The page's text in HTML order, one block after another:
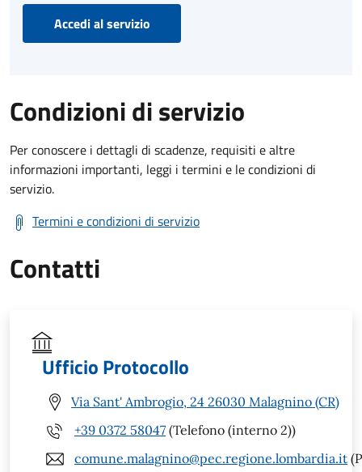
Accedi al servizio
Condizioni di servizio
Per conoscere i dettagli di scadenze, requisiti e altre
informazioni importanti, leggi i termini e le condizioni di
servizio.
Termini e condizioni di servizio
Contatti
Ufficio Protocollo
Via Sant' Ambrogio, 24 26030 Malagnino (CR)
+39 0372 58047 (Telefono (interno 2))
comune.malagnino@pec.regione.lombardia.it